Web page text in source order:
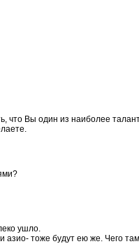
что Вы один из наиболее
ушло.
азио- тоже будут ею же. Чего